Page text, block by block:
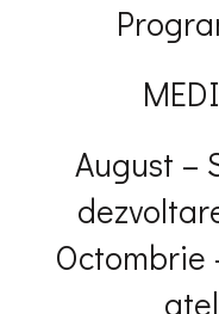
August –
Octombrie